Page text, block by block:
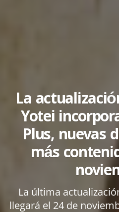
La
Yotei
Plus, nuevas
más
La última
llegará el 24 de